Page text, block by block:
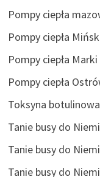
Pompy ciepła
Pompy ciepła
Pompy ciepła Marki
Pompy ciepła
Toksyna botulinowa
Tanie busy do
Tanie busy do
Tanie busy do